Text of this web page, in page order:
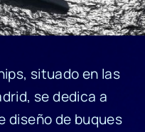
situado en las
se dedica a
diseño de buques